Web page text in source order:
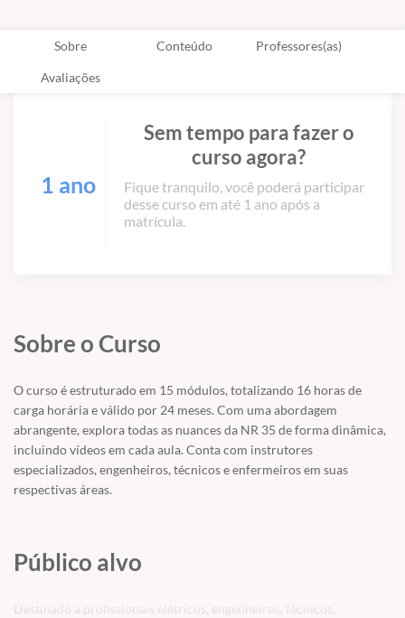
Sobre Conteúdo Professores(as)
Avaliações
1 ano
Sem tempo para fazer o
curso agora?
Fique tranquilo, você poderá participar
desse curso em até 1 ano após a
matrícula.
Sobre o Curso
O curso é estruturado em 15 módulos, totalizando 16 horas de
carga horária e válido por 24 meses. Com uma abordagem
abrangente, explora todas as nuances da NR 35 de forma dinâmica,
incluindo vídeos em cada aula. Conta com instrutores
especializados, engenheiros, técnicos e enfermeiros em suas
respectivas áreas.
Público alvo
Destinado a profissionais elétricos, engenheiros, técnicos,